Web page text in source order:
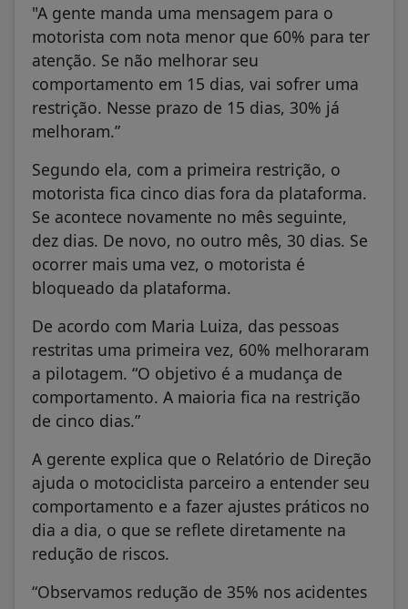
"A gente manda uma mensagem para o
motorista com nota menor que 60% para ter
atenção. Se não melhorar seu
comportamento em 15 dias, vai sofrer uma
restrição. Nesse prazo de 15 dias, 30% já
melhoram.”
Segundo ela, com a primeira restrição, o
motorista fica cinco dias fora da plataforma.
Se acontece novamente no mês seguinte,
dez dias. De novo, no outro mês, 30 dias. Se
ocorrer mais uma vez, o motorista é
bloqueado da plataforma.
De acordo com Maria Luiza, das pessoas
restritas uma primeira vez, 60% melhoraram
a pilotagem. “O objetivo é a mudança de
comportamento. A maioria fica na restrição
de cinco dias.”
A gerente explica que o Relatório de Direção
ajuda o motociclista parceiro a entender seu
comportamento e a fazer ajustes práticos no
dia a dia, o que se reflete diretamente na
redução de riscos.
“Observamos redução de 35% nos acidentes